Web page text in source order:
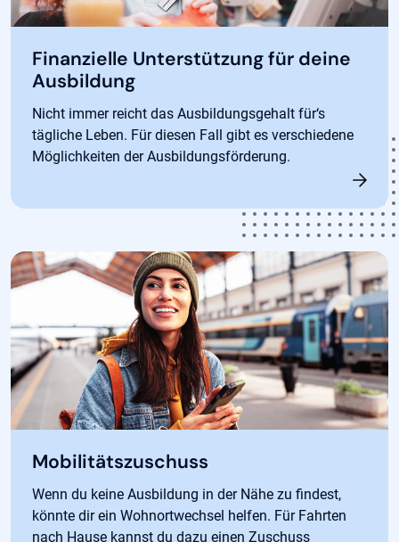
Finanzielle Unterstützung für deine
Ausbildung
Nicht immer reicht das Ausbildungsgehalt für‘s
tägliche Leben. Für diesen Fall gibt es verschiedene
Möglichkeiten der Ausbildungsförderung.
Mobilitätszuschuss
Wenn du keine Ausbildung in der Nähe zu findest,
könnte dir ein Wohnortwechsel helfen. Für Fahrten
nach Hause kannst du dazu einen Zuschuss